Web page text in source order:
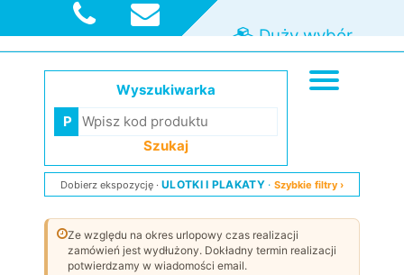
Szybka
wysyłka
Od jednej
sztuki
Duży wybór
modeli
doborze
Wyszukiwarka
Szukaj
Dobierz ekspozycję ULOTKI I PLAKATY Szybkie filtry ›
Ze względu na okres urlopowy czas realizacji
zamówień jest wydłużony. Dokładny termin realizacji
potwierdzamy w wiadomości email.